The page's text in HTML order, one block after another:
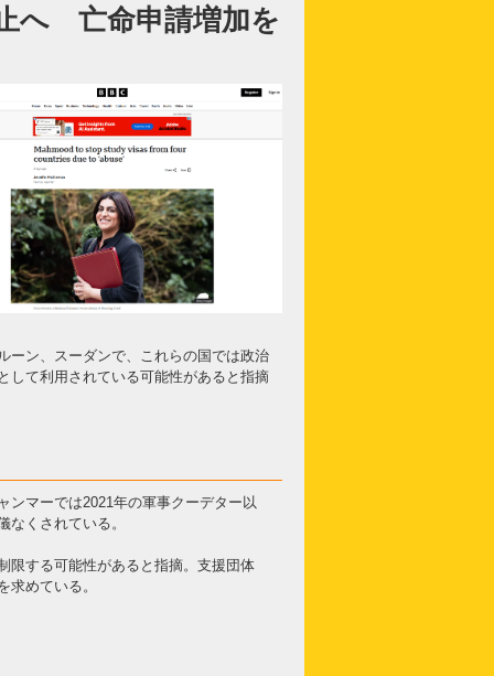
へ 亡命申請増加を
ーン、スーダンで、これらの国では政治
して利用されている可能性があると指摘
ンマーでは2021年の軍事クーデター以
くされている。
限する可能性があると指摘。支援団体
めている。